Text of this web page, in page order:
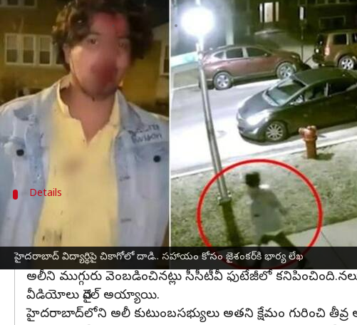
హైదరాబాద్ విద్యార్థిపై చికాగోలో దాడి.. సహాయం కోసం జైశంకర్‌కి భార్య లేఖ
Sirish Praharaju Feb 07, 2024 08:39 am
ఈ వార్తాకథనం ఏంటి
అమెరికాలోని చికాగోలో భారతీయ సంతతి విద్యార్థిపై సాయుధ
హైదరాబాద్‌
కు చెందిన సయ్యద్ మజాహిర్ అలీ చికాగోలోని
Details
అలీక్షేమం గురించి కుటుంబసభ్యులు తీవ్ర ఆందోళన
ఒక వైరల్ వీడియోలో, అలీ ఇంటికి వెళ్తుండగా నలుగురు వ్యక్తులు
చేసి, కొట్టి, నా ఫోన్‌ తీసుకోని పారిపోయారు. దయచేసి నాకు
అలీని ముగ్గురు వెంబడించినట్లు సీసీటీవీ ఫుటేజీలో
వీడియోలు వైరల్ అయ్యాయి.
హైదరాబాద్‌లోని అలీ కుటుంబసభ్యులు అతని క్షేమం గురించి తీవ్ర